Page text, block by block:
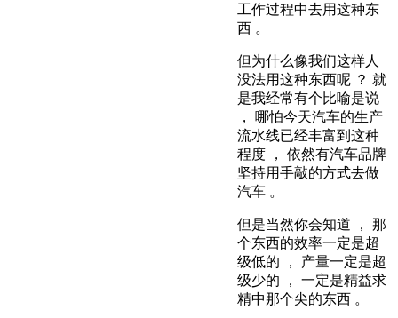
工作过程中去用这种东
西 。
但为什么像我们这样人
没法用这种东西呢 ？ 就
是我经常有个比喻是说
， 哪怕今天汽车的生产
流水线已经丰富到这种
程度 ， 依然有汽车品牌
坚持用手敲的方式去做
汽车 。
但是当然你会知道 ， 那
个东西的效率一定是超
级低的 ， 产量一定是超
级少的 ， 一定是精益求
精中那个尖的东西 。